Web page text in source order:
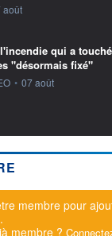
fournie par
août
qui a
"désormais fixé"
fournie par
• 07 août
membre pour
membre ?